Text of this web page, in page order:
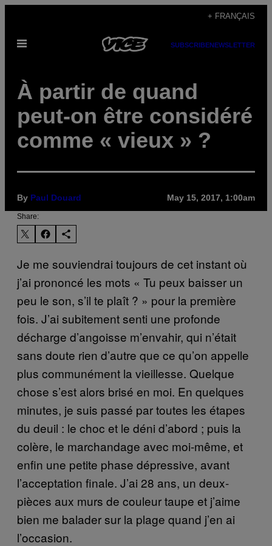
content
+ FRANÇAIS
Open
SUBSCRIBENEWSLETTER
À partir de quand
peut-on être considéré
comme « vieux » ?
By Paul Douard May 15, 2017, 1:00am
Share:
Je me souviendrai toujours de cet instant où
j’ai prononcé les mots « Tu peux baisser un
peu le son, s’il te plaît ? » pour la première
fois. J’ai subitement senti une profonde
décharge d’angoisse m’envahir, qui n’était
sans doute rien d’autre que ce qu’on appelle
plus communément la vieillesse. Quelque
chose s’est alors brisé en moi. En quelques
minutes, je suis passé par toutes les étapes
du deuil : le choc et le déni d’abord ; puis la
colère, le marchandage avec moi-même, et
enfin une petite phase dépressive, avant
l’acceptation finale. J’ai 28 ans, un deux-
pièces aux murs de couleur taupe et j’aime
bien me balader sur la plage quand j’en ai
l’occasion.